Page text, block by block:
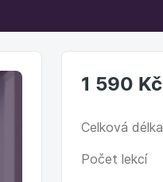
1 590 Kč
Celková délka
Počet lekcí